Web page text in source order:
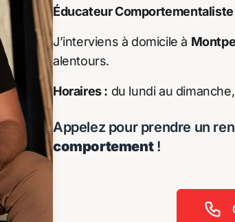
Éducateur Comportementaliste
J’interviens à domicile à
alentours.
Horaires : du lundi au
Appelez pour prendre un
comportement!